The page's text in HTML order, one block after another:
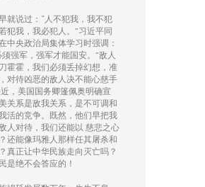
就说过：“人不犯我，我不犯
犯我，我必犯人。”习近平同
中央政治局集体学习时强调：
须强军，强军才能国安。”敌人
霍霍，我们必须丢掉幻想，准
对待凶恶的敌人决不能心慈手
，美国国务卿篷佩奥明确宣
关系是敌我关系，是不可调和
活的竞争。既然，他们早把我
人对待，我们还能以 慈悲之心
还能像玛雅人那样任其屠杀和
真正让中华民族走向灭亡吗？
是绝不会答应的！